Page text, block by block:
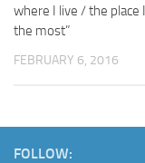
where I live / the place
the most”
FEBRUARY 6, 2016
FOLLOW: